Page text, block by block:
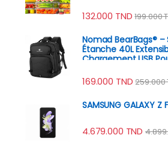
132.000 TND 199.000
Nomad BearBags® –
Étanche 40L
Chargement USB
169.000 TND 259.000
SAMSUNG GALAXY
4.679.000 TND